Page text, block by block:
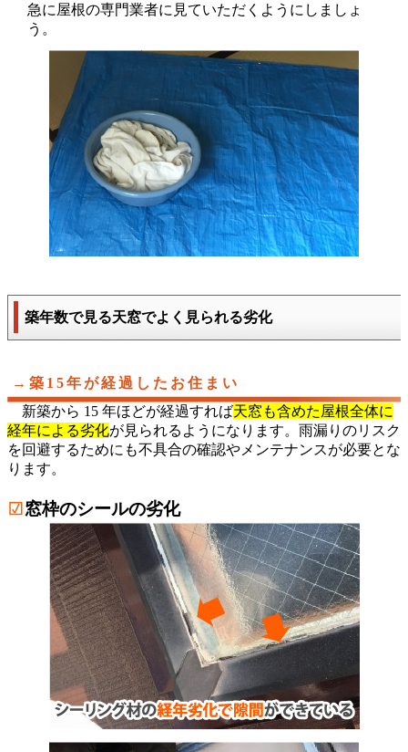
急に屋根の専門業者に見ていただくようにしましょ
う。
築年数で見る天窓でよく見られる劣化
→築15年が経過したお住まい
新築から 15 年ほどが経過すれば天窓も含めた屋根全体に
経年による劣化が見られるようになります。雨漏りのリスク
を回避するためにも不具合の確認やメンテナンスが必要とな
ります。
窓枠のシールの劣化